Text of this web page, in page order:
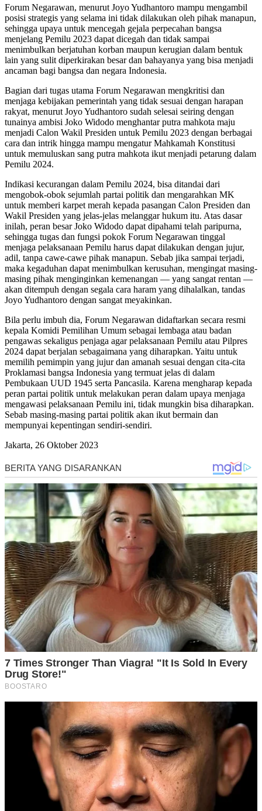
Forum Negarawan, menurut Joyo Yudhantoro mampu mengambil
posisi strategis yang selama ini tidak dilakukan oleh pihak manapun,
sehingga upaya untuk mencegah gejala perpecahan bangsa
menjelang Pemilu 2023 dapat dicegah dan tidak sampai
menimbulkan berjatuhan korban maupun kerugian dalam bentuk
lain yang sulit diperkirakan besar dan bahayanya yang bisa menjadi
ancaman bagi bangsa dan negara Indonesia.
Bagian dari tugas utama Forum Negarawan mengkritisi dan
menjaga kebijakan pemerintah yang tidak sesuai dengan harapan
rakyat, menurut Joyo Yudhantoro sudah selesai seiring dengan
tunainya ambisi Joko Widodo menghantar putra mahkota maju
menjadi Calon Wakil Presiden untuk Pemilu 2023 dengan berbagai
cara dan intrik hingga mampu mengatur Mahkamah Konstitusi
untuk memuluskan sang putra mahkota ikut menjadi petarung dalam
Pemilu 2024.
Indikasi kecurangan dalam Pemilu 2024, bisa ditandai dari
mengobok-obok sejumlah partai politik dan mengarahkan MK
untuk memberi karpet merah kepada pasangan Calon Presiden dan
Wakil Presiden yang jelas-jelas melanggar hukum itu. Atas dasar
inilah, peran besar Joko Widodo dapat dipahami telah paripurna,
sehingga tugas dan fungsi pokok Forum Negarawan tinggal
menjaga pelaksanaan Pemilu harus dapat dilakukan dengan jujur,
adil, tanpa cawe-cawe pihak manapun. Sebab jika sampai terjadi,
maka kegaduhan dapat menimbulkan kerusuhan, mengingat masing-
masing pihak menginginkan kemenangan — yang sangat rentan —
akan ditempuh dengan segala cara haram yang dihalalkan, tandas
Joyo Yudhantoro dengan sangat meyakinkan.
Bila perlu imbuh dia, Forum Negarawan didaftarkan secara resmi
kepala Komidi Pemilihan Umum sebagai lembaga atau badan
pengawas sekaligus penjaga agar pelaksanaan Pemilu atau Pilpres
2024 dapat berjalan sebagaimana yang diharapkan. Yaitu untuk
memilih pemimpin yang jujur dan amanah sesuai dengan cita-cita
Proklamasi bangsa Indonesia yang termuat jelas di dalam
Pembukaan UUD 1945 serta Pancasila. Karena mengharap kepada
peran partai politik untuk melakukan peran dalam upaya menjaga
mengawasi pelaksanaan Pemilu ini, tidak mungkin bisa diharapkan.
Sebab masing-masing partai politik akan ikut bermain dan
mempunyai kepentingan sendiri-sendiri.
Jakarta, 26 Oktober 2023